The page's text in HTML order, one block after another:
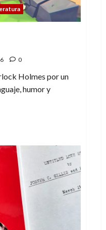
0
Holmes por un
humor y